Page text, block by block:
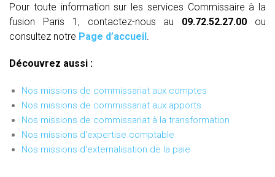
Pour toute information sur les services Commissaire à la
fusion Paris 1, contactez-nous au 09.72.52.27.00 ou
consultez notre Page d’accueil
Découvrez aussi :
Nos missions de commissariat aux comptes
Nos missions de commissariat aux apports
Nos missions de commissariat à la transformation
Nos missions d'expertise comptable
Nos missions d'externalisation de la paie